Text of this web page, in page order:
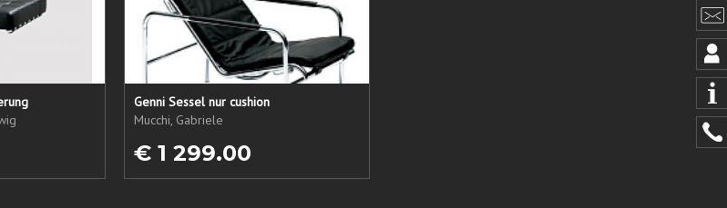
Genni Sessel nur cushion
Mucchi, Gabriele
€ 1 299.00